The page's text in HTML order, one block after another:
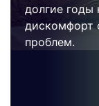
долгие годы
дискомфорт
проблем.